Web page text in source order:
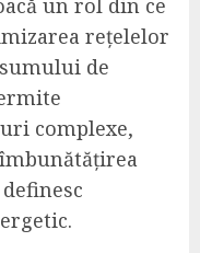
un rol din ce
rețelelor
de
complexe,
definesc